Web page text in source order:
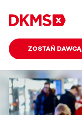
ZOSTAŃ DAWCĄ